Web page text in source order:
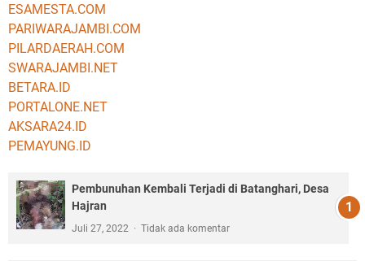
ESAMESTA.COM
PARIWARAJAMBI.COM
PILARDAERAH.COM
SWARAJAMBI.NET
BETARA.ID
PORTALONE.NET
AKSARA24.ID
PEMAYUNG.ID
Pembunuhan Kembali Terjadi di Batanghari, Desa
Hajran
Juli 27, 2022 Tidak ada komentar